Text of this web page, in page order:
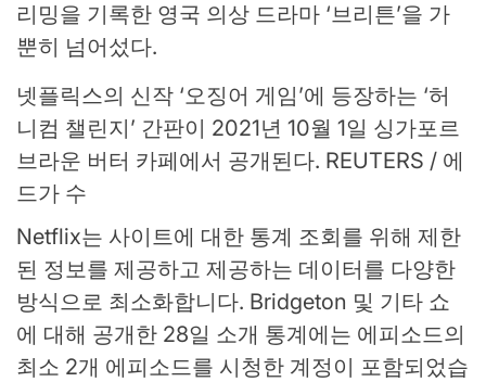
리밍을 기록한 영국 의상 드라마 ‘브리튼’을 가
뿐히 넘어섰다.
넷플릭스의 신작 ‘오징어 게임’에 등장하는 ‘허
니컴 챌린지’ 간판이 2021년 10월 1일 싱가포르
브라운 버터 카페에서 공개된다. REUTERS / 에
드가 수
Netflix는 사이트에 대한 통계 조회를 위해 제한
된 정보를 제공하고 제공하는 데이터를 다양한
방식으로 최소화합니다. Bridgeton 및 기타 쇼
에 대해 공개한 28일 소개 통계에는 에피소드의
최소 2개 에피소드를 시청한 계정이 포함되었습